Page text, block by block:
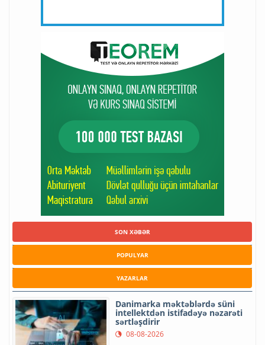
SON XƏBƏR
POPULYAR
YAZARLAR
Danimarka məktəblərdə süni
intellektdən istifadəyə nəzarəti
sərtləşdirir
08-08-2026